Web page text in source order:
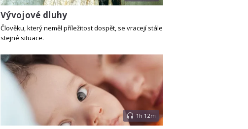
Vývojové dluhy
Člověku, který neměl příležitost dospět, se vracejí stále
stejné situace.
1h 12m